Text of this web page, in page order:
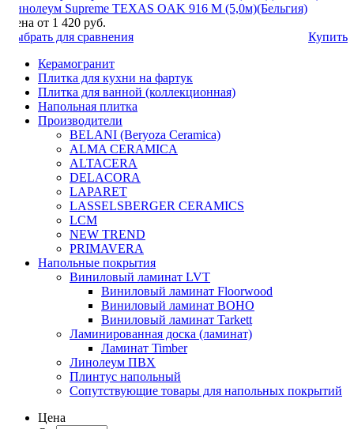
Линолеум Supreme TEXAS OAK 916 М (5,0м)(Бельгия)
Цена от 1 420 руб.
Купить
Выбрать для сравнения
Керамогранит
Плитка для кухни на фартук
Плитка для ванной (коллекционная)
Напольная плитка
Производители
BELANI (Beryoza Ceramica)
ALMA CERAMICA
ALTACERA
DELACORA
LAPARET
LASSELSBERGER CERAMICS
LCM
NEW TREND
PRIMAVERA
Напольные покрытия
Виниловый ламинат LVT
Виниловый ламинат Floorwood
Виниловый ламинат BOHO
Виниловый ламинат Tarkett
Ламинированная доска (ламинат)
Ламинат Timber
Линолеум ПВХ
Плинтус напольный
Сопутствующие товары для напольных покрытий
Цена